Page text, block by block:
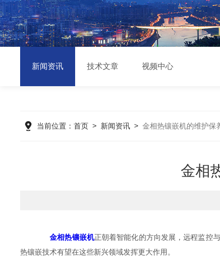
新闻资讯 技术文章 视频中心
当前位置： 首页> 新闻资讯> 金相热镶嵌机的维护保
金相
金相热镶嵌机正朝着智能化的方向发展，远程监控
热镶嵌技术有望在这些新兴领域发挥更大作用。